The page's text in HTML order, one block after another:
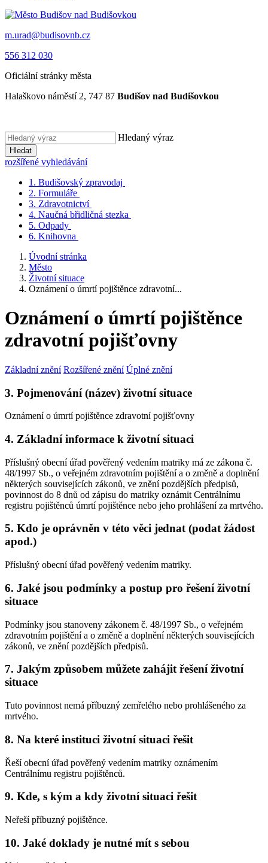
m.urad@budisovnb.cz
556 312 030
Oficiální stránky města
Halaškovo náměstí 2, 747 87 Budišov nad Budišovkou
Hledaný výraz
Hledat
rozšířené vyhledávání
1. Budišovský zpravodaj
2. Formuláře
3. Zdravotnictví
4. Naučná břidličná stezka
5. Odpady
6. Knihovna
Úvodní stránka
Město
Životní situace
Oznámení o úmrtí pojištěnce zdravotní...
Oznámení o úmrtí pojištěnce
zdravotní pojišťovny
Základní znění Rozšířené znění Úplné znění
3. Pojmenování (název) životní situace
Oznámení o úmrtí pojištěnce zdravotní pojišťovny
4. Základní informace k životní situaci
Příslušný obecní úřad pověřený vedením matriky má ze zákona č.
48/1997 Sb., o veřejném zdravotním pojištění a o změně a doplnění
některých souvisejících zákonů, ve znění pozdějších předpisů,
povinnost do 8 dnů od zápisu do matriky oznámit Centrálnímu
registru pojištěnců úmrtí pojištěnce nebo jeho prohlášení za mrtvého.
5. Kdo je oprávněn v této věci jednat (podat žádost
apod.)
Příslušný obecní úřad pověřený vedením matriky.
6. Jaké jsou podmínky a postup pro řešení životní
situace
Podmínky jsou stanoveny zákonem č. 48/1997 Sb., o veřejném
zdravotním pojištění a o změně a doplnění některých souvisejících
zákonů, ve znění pozdějších předpisů.
7. Jakým způsobem můžete zahájit řešení životní
situace
Tuto povinnost nemá příbuzný zemřelého nebo prohlášeného za
mrtvého.
8. Na které instituci životní situaci řešit
Řeší obecní úřad pověřený vedením matriky oznámením
Centrálnímu registru pojištěnců.
9. Kde, s kým a kdy životní situaci řešit
Neřeší příbuzný pojištěnce.
10. Jaké doklady je nutné mít s sebou